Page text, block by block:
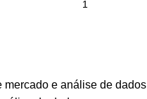
mercado e análise de dados